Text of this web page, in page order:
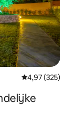
Gemiddelde
4,97 (325)